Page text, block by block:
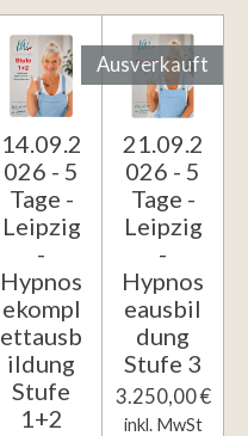
14.09.2
026 - 5
Tage -
Leipzig
-
Hypnos
ekompl
ettausb
ildung
Stufe
1+2
Ausverkauft
21.09.2
026 - 5
Tage -
Leipzig
-
Hypnos
eausbil
dung
Stufe 3
3.250,00 €
inkl. MwSt